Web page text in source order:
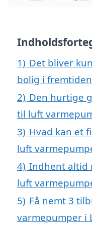
1) Det bliver
bolig i fremtiden
2) Den hurtige
til luft
3) Hvad kan et
luft
4) Indhent altid
luft
5) Få nemt 3
varmepumper i